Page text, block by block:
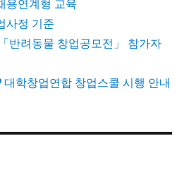
용연계형 교육
사정 기준
반려동물 창업공모전」 참가자
학창업연합 창업스쿨 시행 안내